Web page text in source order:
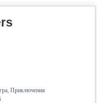
Приключения
18.5
17.8